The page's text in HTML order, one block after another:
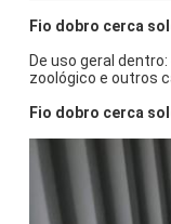
Fio dobro cerca
De uso geral
zoológico e outros
Fio dobro cerca